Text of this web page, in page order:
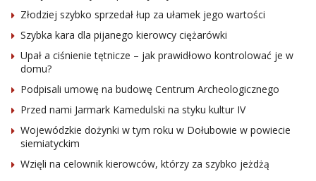
Złodziej szybko sprzedał łup za ułamek jego wartości
Szybka kara dla pijanego kierowcy ciężarówki
Upał a ciśnienie tętnicze – jak prawidłowo kontrolować je w
domu?
Podpisali umowę na budowę Centrum Archeologicznego
Przed nami Jarmark Kamedulski na styku kultur IV
Wojewódzkie dożynki w tym roku w Dołubowie w powiecie
siemiatyckim
Wzięli na celownik kierowców, którzy za szybko jeżdżą